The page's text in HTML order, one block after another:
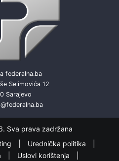
federalna.ba
Selimovića 12
Sarajevo
Sva prava zadržana
Urednička politika
Uslovi korištenja